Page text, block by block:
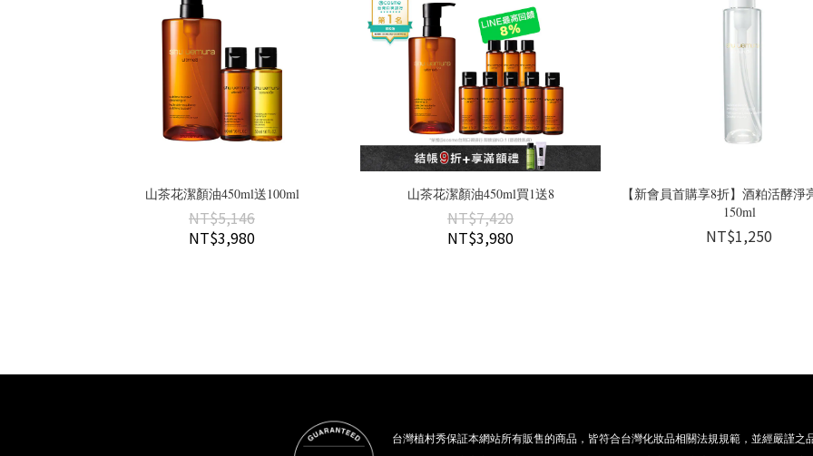
山茶花潔顏油450ml送100ml
NT$5,146
NT$3,980
山茶花潔顏油450ml買1送8
NT$7,420
NT$3,980
【新會員首購享8折】酒粕活酵淨
150ml
NT$1,250
台灣植村秀保証本網站所有販售的商品，皆符合台灣化妝品相關法規規範，並經嚴謹之